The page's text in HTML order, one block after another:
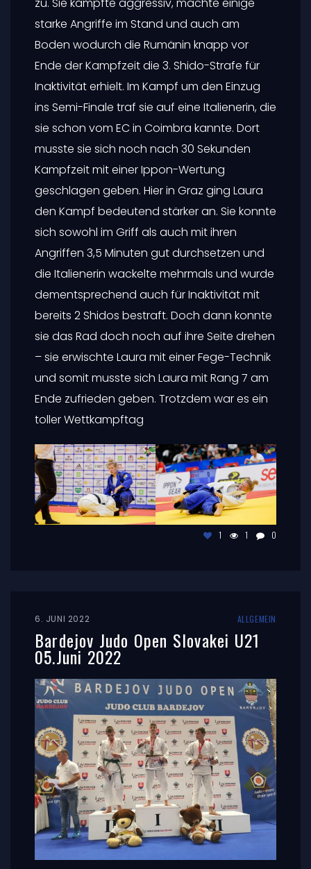
starke Angriffe im Stand und auch am
Boden wodurch die Rumänin knapp vor
Ende der Kampfzeit die 3. Shido-Strafe für
Inaktivität erhielt. Im Kampf um den Einzug
ins Semi-Finale traf sie auf eine Italienerin, die
sie schon vom EC in Coimbra kannte. Dort
musste sie sich noch nach 30 Sekunden
Kampfzeit mit einer Ippon-Wertung
geschlagen geben. Hier in Graz ging Laura
den Kampf bedeutend stärker an. Sie konnte
sich sowohl im Griff als auch mit ihren
Angriffen 3,5 Minuten gut durchsetzen und
die Italienerin wackelte mehrmals und wurde
dementsprechend auch für Inaktivität mit
bereits 2 Shidos bestraft. Doch dann konnte
sie das Rad doch noch auf ihre Seite drehen
– sie erwischte Laura mit einer Fege-Technik
und somit musste sich Laura mit Rang 7 am
Ende zufrieden geben. Trotzdem war es ein
toller Wettkampftag
1 1 0
6. JUNI 2022 ALLGEMEIN
Bardejov Judo Open Slovakei U21
05.Juni 2022